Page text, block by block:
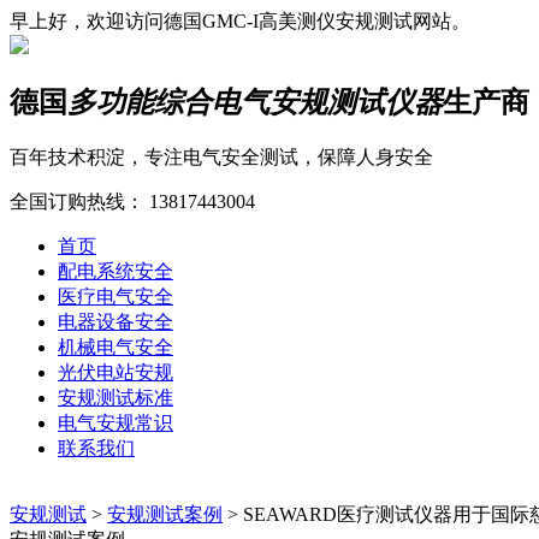
早上好，欢迎访问德国GMC-I高美测仪安规测试网站。
德国 多功能综合电气安规测试仪器生产商
百年技术积淀，专注电气安全测试，保障人身安全
全国订购热线： 13817443004
首页
配电系统安全
医疗电气安全
电器设备安全
机械电气安全
光伏电站安规
安规测试标准
电气安规常识
联系我们
安规测试 > 安规测试案例 > SEAWARD医疗测试仪器用于国际